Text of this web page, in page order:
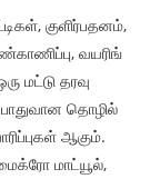
குளிர்பதனம்,
வயரிங்
மட்டு தரவு
தொழில்
ஆகும்.
மாட்யூல்,